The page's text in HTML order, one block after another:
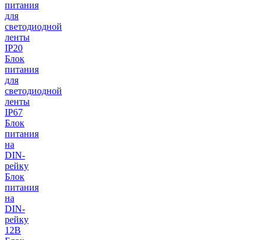
питания
для
светодиодной
ленты
IP20
Блок
питания
для
светодиодной
ленты
IP67
Блок
питания
на
DIN-
рейку
Блок
питания
на
DIN-
рейку
12В